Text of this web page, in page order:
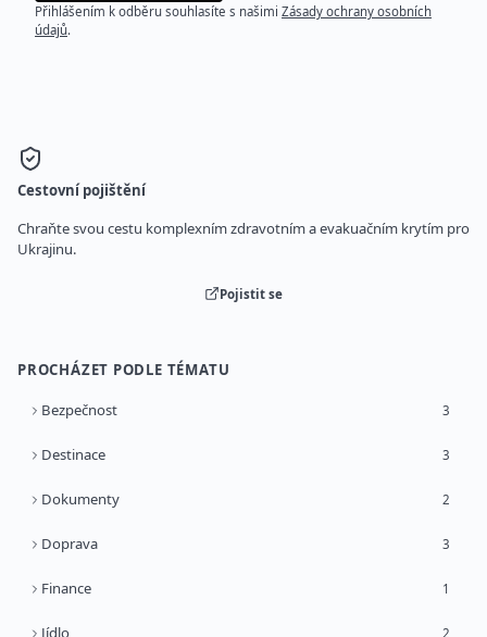
Přihlášením k odběru souhlasíte s našimi Zásady ochrany osobních
údajů.
Cestovní pojištění
Chraňte svou cestu komplexním zdravotním a evakuačním krytím pro
Ukrajinu.
Pojistit se
PROCHÁZET PODLE TÉMATU
Bezpečnost 3
Destinace 3
Dokumenty 2
Doprava 3
Finance 1
Jídlo 2